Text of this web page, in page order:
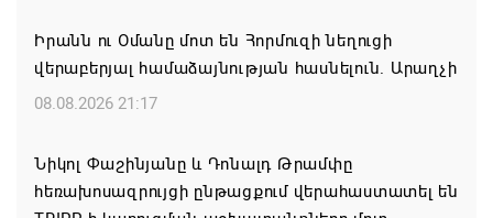
Իրանն ու Օմանը մոտ են Հորմուզի նեղուցի
վերաբերյալ համաձայնության հասնելուն. Արաղչի
08.08.2026 21:17
Նիկոլ Փաշինյանը և Դոնալդ Թրամփը
հեռախոսազրույցի ընթացքում վերահաստատել են